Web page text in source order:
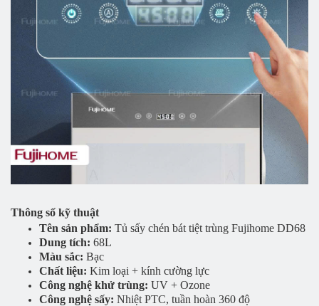
Thông số kỹ thuật
Tên sản phẩm: Tủ sấy chén bát tiệt trùng Fujihome DD68
Dung tích: 68L
Màu sắc: Bạc
Chất liệu: Kim loại + kính cường lực
Công nghệ khử trùng: UV + Ozone
Công nghệ sấy: Nhiệt PTC, tuần hoàn 360 độ